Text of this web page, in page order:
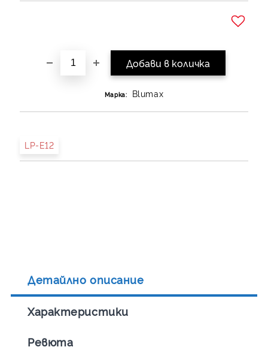
Марка: Blumax
LP-E12
Детайлно описание
Характеристики
Ревюта